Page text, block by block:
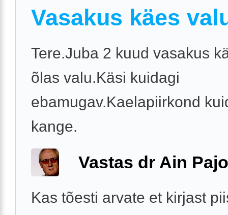
Vasakus käes
Tere.Juba 2 kuud vasakus
õlas valu.Käsi kuidagi
ebamugav.Kaelapiirkond
kange.
Vastas dr Ain
Kas tõesti arvate et kirjast